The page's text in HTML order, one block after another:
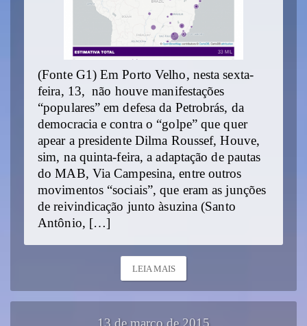
(Fonte G1) Em Porto Velho, nesta sexta-
feira, 13, não houve manifestações
“populares” em defesa da Petrobrás, da
democracia e contra o “golpe” que quer
apear a presidente Dilma Roussef, Houve,
sim, na quinta-feira, a adaptação de pautas
do MAB, Via Campesina, entre outros
movimentos “sociais”, que eram as junções
de reivindicação junto àsuzina (Santo
Antônio, […]
LEIA MAIS